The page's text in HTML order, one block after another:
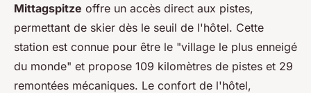
Mittagspitze offre un accès direct aux pistes,
permettant de skier dès le seuil de l'hôtel. Cette
station est connue pour être le "village le plus enneigé
du monde" et propose 109 kilomètres de pistes et 29
remontées mécaniques. Le confort de l'hôtel,